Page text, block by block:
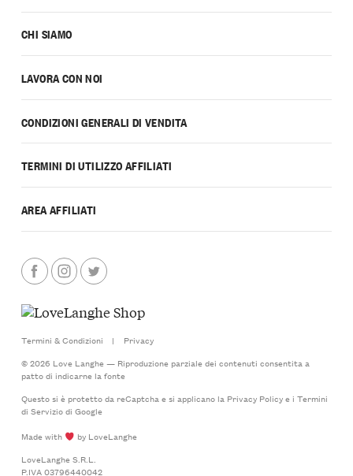
CHI SIAMO
LAVORA CON NOI
CONDIZIONI GENERALI DI VENDITA
TERMINI DI UTILIZZO AFFILIATI
AREA AFFILIATI
Termini & Condizioni |
Privacy
© 2026 Love Langhe — Riproduzione parziale dei contenuti consentita a
patto di indicarne la fonte
Questo si è protetto da reCaptcha e si applicano la Privacy Policye i Termini
di Serviziodi Google
Made with
by LoveLanghe
LoveLanghe S.R.L.
P.IVA 03796440042